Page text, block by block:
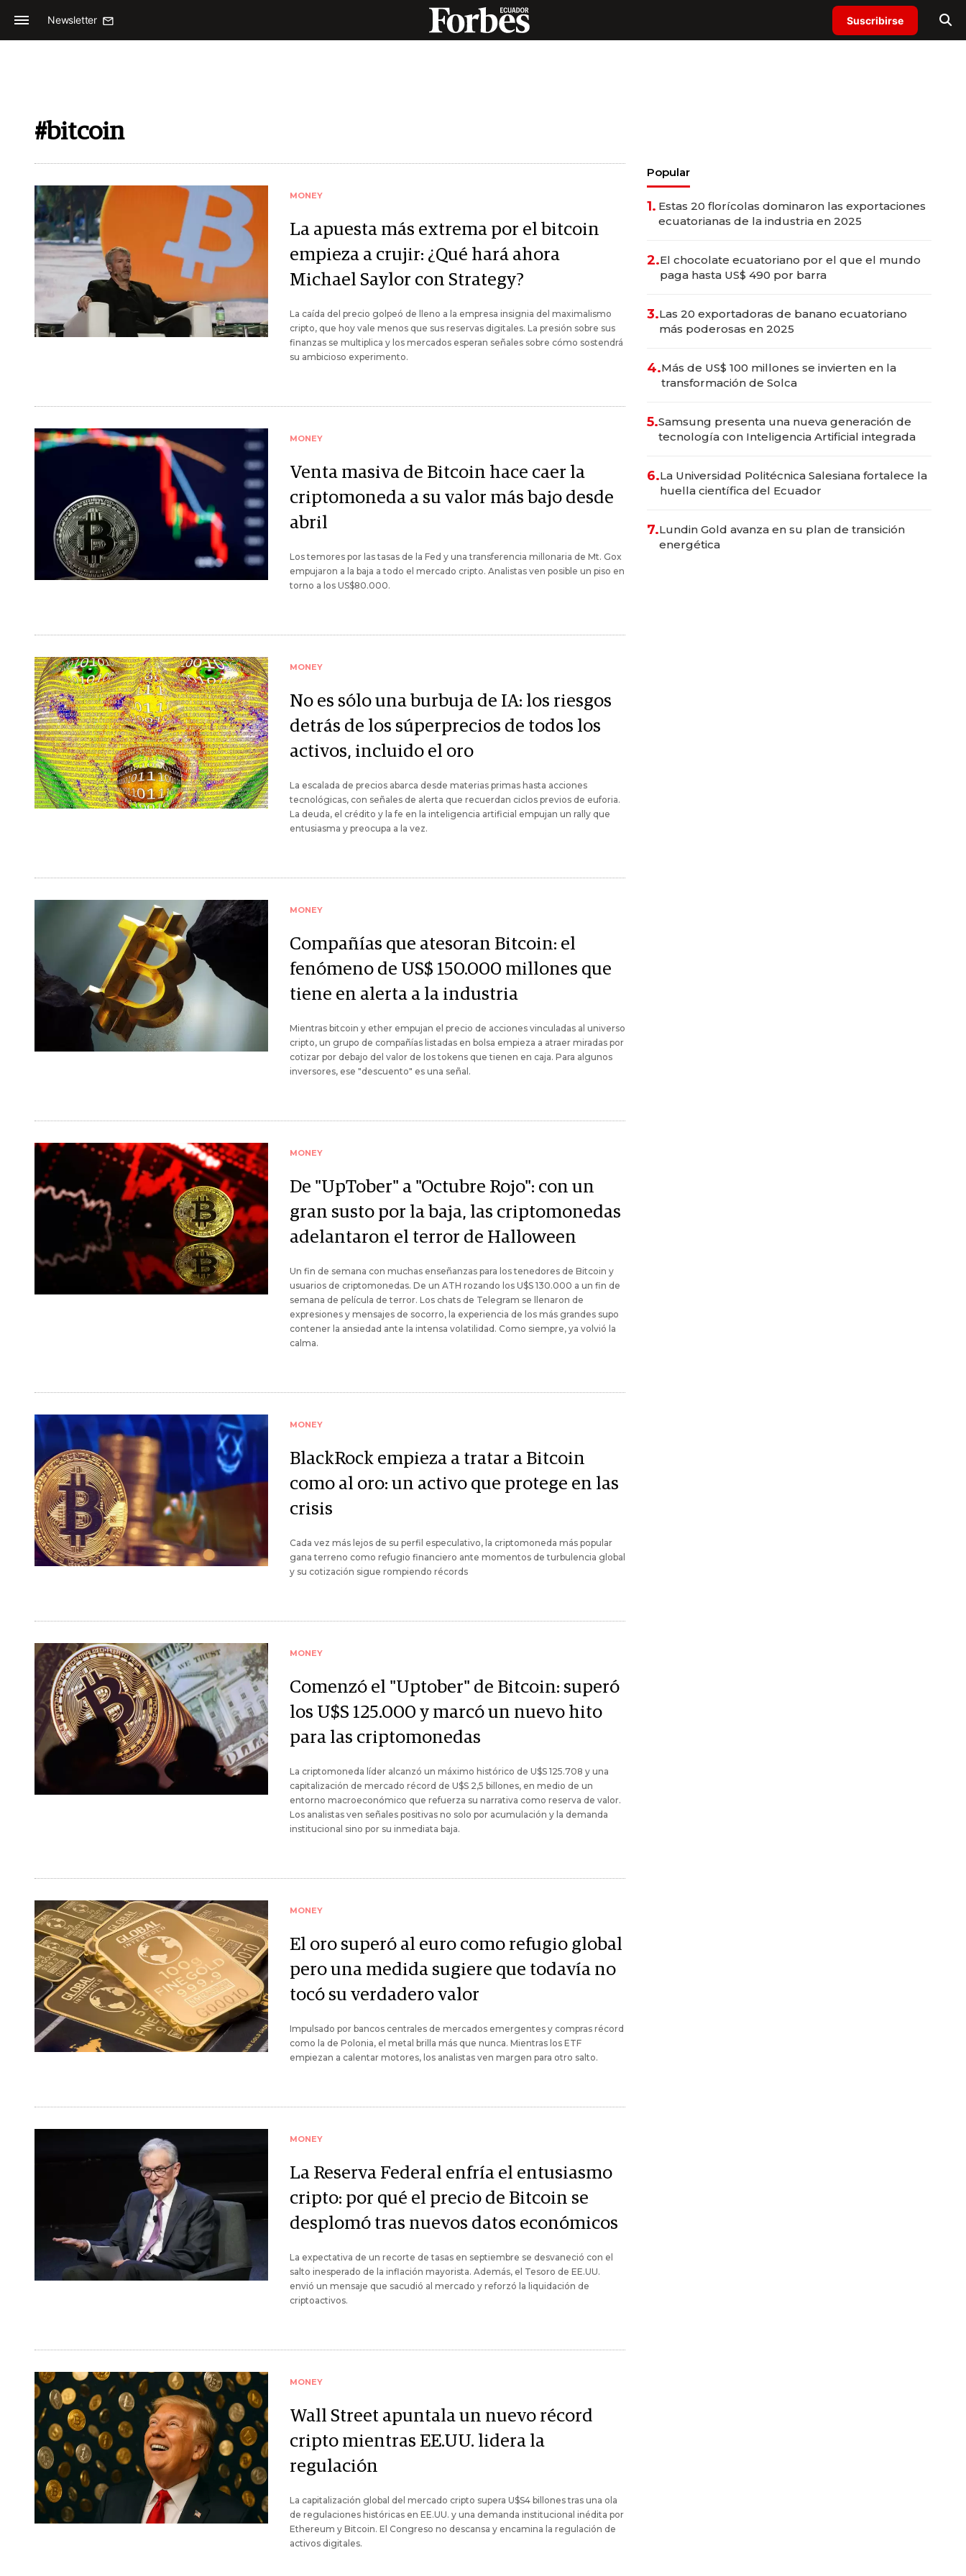
Newsletter Suscribirse
#bitcoin
MONEY
La apuesta más extrema por el bitcoin
empieza a crujir: ¿Qué hará ahora
Michael Saylor con Strategy?
La caída del precio golpeó de lleno a la empresa insignia del maximalismo
cripto, que hoy vale menos que sus reservas digitales. La presión sobre sus
finanzas se multiplica y los mercados esperan señales sobre cómo sostendrá
su ambicioso experimento.
MONEY
Venta masiva de Bitcoin hace caer la
criptomoneda a su valor más bajo desde
abril
Los temores por las tasas de la Fed y una transferencia millonaria de Mt. Gox
empujaron a la baja a todo el mercado cripto. Analistas ven posible un piso en
torno a los US$80.000.
MONEY
No es sólo una burbuja de IA: los riesgos
detrás de los súperprecios de todos los
activos, incluido el oro
La escalada de precios abarca desde materias primas hasta acciones
tecnológicas, con señales de alerta que recuerdan ciclos previos de euforia.
La deuda, el crédito y la fe en la inteligencia artificial empujan un rally que
entusiasma y preocupa a la vez.
MONEY
Compañías que atesoran Bitcoin: el
fenómeno de US$ 150.000 millones que
tiene en alerta a la industria
Mientras bitcoin y ether empujan el precio de acciones vinculadas al universo
cripto, un grupo de compañías listadas en bolsa empieza a atraer miradas por
cotizar por debajo del valor de los tokens que tienen en caja. Para algunos
inversores, ese "descuento" es una señal.
MONEY
De "UpTober" a "Octubre Rojo": con un
gran susto por la baja, las criptomonedas
adelantaron el terror de Halloween
Un fin de semana con muchas enseñanzas para los tenedores de Bitcoin y
usuarios de criptomonedas. De un ATH rozando los U$S 130.000 a un fin de
semana de película de terror. Los chats de Telegram se llenaron de
expresiones y mensajes de socorro, la experiencia de los más grandes supo
contener la ansiedad ante la intensa volatilidad. Como siempre, ya volvió la
calma.
MONEY
BlackRock empieza a tratar a Bitcoin
como al oro: un activo que protege en las
crisis
Cada vez más lejos de su perfil especulativo, la criptomoneda más popular
gana terreno como refugio financiero ante momentos de turbulencia global
y su cotización sigue rompiendo récords
MONEY
Comenzó el "Uptober" de Bitcoin: superó
los U$S 125.000 y marcó un nuevo hito
para las criptomonedas
La criptomoneda líder alcanzó un máximo histórico de U$S 125.708 y una
capitalización de mercado récord de U$S 2,5 billones, en medio de un
entorno macroeconómico que refuerza su narrativa como reserva de valor.
Los analistas ven señales positivas no solo por acumulación y la demanda
institucional sino por su inmediata baja.
MONEY
El oro superó al euro como refugio global
pero una medida sugiere que todavía no
tocó su verdadero valor
Impulsado por bancos centrales de mercados emergentes y compras récord
como la de Polonia, el metal brilla más que nunca. Mientras los ETF
empiezan a calentar motores, los analistas ven margen para otro salto.
MONEY
La Reserva Federal enfría el entusiasmo
cripto: por qué el precio de Bitcoin se
desplomó tras nuevos datos económicos
La expectativa de un recorte de tasas en septiembre se desvaneció con el
salto inesperado de la inflación mayorista. Además, el Tesoro de EE.UU.
envió un mensaje que sacudió al mercado y reforzó la liquidación de
criptoactivos.
MONEY
Wall Street apuntala un nuevo récord
cripto mientras EE.UU. lidera la
regulación
La capitalización global del mercado cripto supera U$S4 billones tras una ola
de regulaciones históricas en EE.UU. y una demanda institucional inédita por
Ethereum y Bitcoin. El Congreso no descansa y encamina la regulación de
activos digitales.
Popular
1. Estas 20 florícolas dominaron las exportaciones
ecuatorianas de la industria en 2025
2.El chocolate ecuatoriano por el que el mundo
paga hasta US$ 490 por barra
3.Las 20 exportadoras de banano ecuatoriano
más poderosas en 2025
4.Más de US$ 100 millones se invierten en la
transformación de Solca
5.Samsung presenta una nueva generación de
tecnología con Inteligencia Artificial integrada
6.La Universidad Politécnica Salesiana fortalece la
huella científica del Ecuador
7.Lundin Gold avanza en su plan de transición
energética